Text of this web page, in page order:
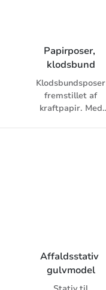
Papirposer,
klodsbund
Klodsbundsposer
fremstillet af
kraftpapir. Med
Affaldsstativ
gulvmodel